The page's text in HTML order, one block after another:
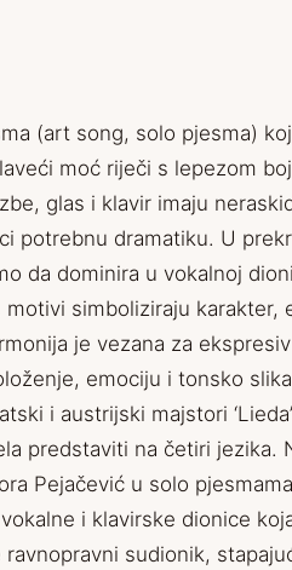
(art song, solo pjesma)
moć riječi s lepezom
glas i klavir imaju
potrebnu dramatiku. U
da dominira u vokalnoj
simboliziraju karakter,
je vezana za
emociju i tonsko
i austrijski majstori
predstaviti na četiri jezika.
Pejačević u solo
i klavirske dionice
ravnopravni sudionik,